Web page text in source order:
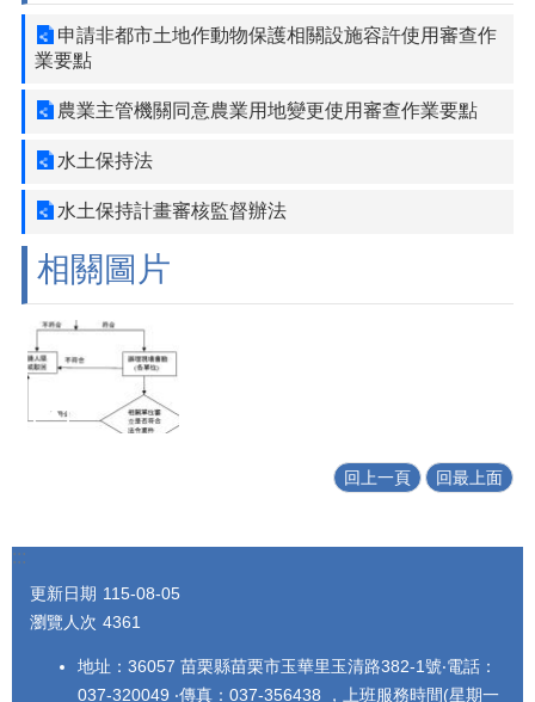
申請非都市土地作動物保護相關設施容許使用審查作
業要點
農業主管機關同意農業用地變更使用審查作業要點
水土保持法
水土保持計畫審核監督辦法
相關圖片
回上一頁 回最上面
:::
更新日期 115-08-05
瀏覽人次 4361
地址：36057 苗栗縣苗栗市玉華里玉清路382-1號‧電話：
037-320049 ‧傳真：037-356438 ，上班服務時間(星期一